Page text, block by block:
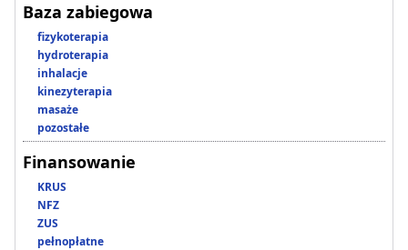
Baza zabiegowa
fizykoterapia
hydroterapia
inhalacje
kinezyterapia
masaże
pozostałe
Finansowanie
KRUS
NFZ
ZUS
pełnopłatne